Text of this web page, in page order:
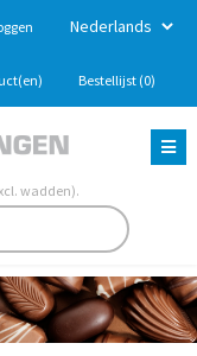
Bestellijst (0)
wadden).